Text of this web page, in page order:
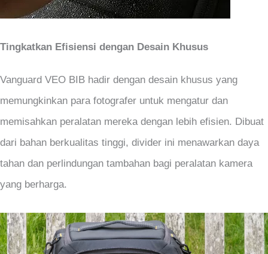
Tingkatkan Efisiensi dengan Desain Khusus
Vanguard VEO BIB hadir dengan desain khusus yang
memungkinkan para fotografer untuk mengatur dan
memisahkan peralatan mereka dengan lebih efisien. Dibuat
dari bahan berkualitas tinggi, divider ini menawarkan daya
tahan dan perlindungan tambahan bagi peralatan kamera
yang berharga.